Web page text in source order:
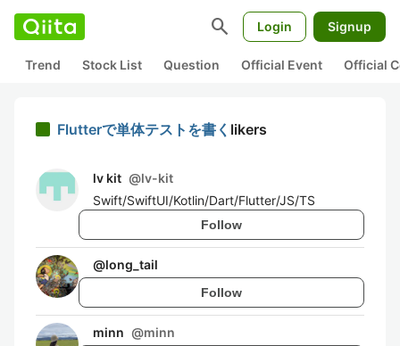
search Login Signup
Trend Stock List Question Official Event Official
Flutterで単体テストを書く likers
lv kit @lv-kit
Swift/SwiftUI/Kotlin/Dart/Flutter/JS/TS
Follow
@long_tail
Follow
minn @minn